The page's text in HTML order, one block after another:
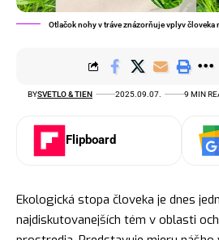
Otlačok nohy v tráve znázorňuje vplyv človeka
BYSVETLO & TIEN 2025.09.07. 9 MIN
Flipboard
Ekologická stopa človeka je dnes
najdiskutovanejších tém v oblasti